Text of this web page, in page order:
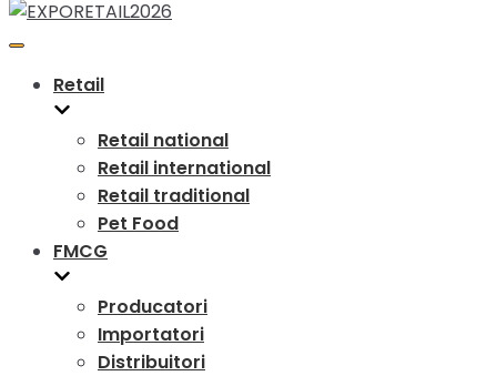
Navigation
Toggle
Retail
Retail national
Retail international
Retail traditional
Pet Food
FMCG
Producatori
Importatori
Distribuitori